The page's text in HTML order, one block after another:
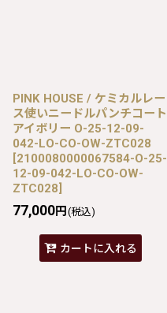
PINK HOUSE / ケミカルレー
ス使いニードルパンチコート
アイボリー O-25-12-09-
042-LO-CO-OW-ZTC028
[2100080000067584-O-25-
12-09-042-LO-CO-OW-
ZTC028]
77,000円 (税込)
カートに入れる